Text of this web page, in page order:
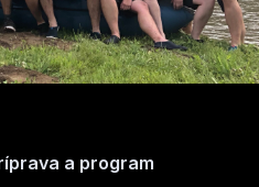
a program